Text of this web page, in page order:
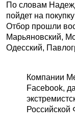
По словам
пойдет на
Отбор прошли
Марьяновский,
Одесский,
Компании
Facebook,
Российской